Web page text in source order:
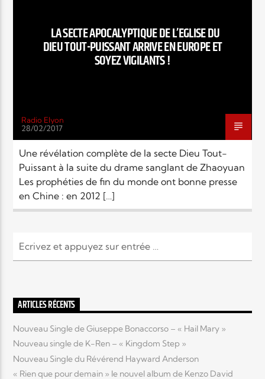
Radio Elyon
Elyon Rhema
Elyon Hits
Elyon Live
Elyon Kids
LA SECTE APOCALYPTIQUE DE L’EGLISE DU
DIEU TOUT-PUISSANT ARRIVE EN EUROPE ET
SOYEZ VIGILANTS !
Radio Elyon
28/02/2017
Une révélation complète de la secte Dieu Tout-
Puissant à la suite du drame sanglant de Zhaoyuan
Les prophéties de fin du monde ont bonne presse
en Chine : en 2012 […]
ARTICLES RÉCENTS
Nouveau Single de Giuseppe Bonaccorso – « Hail Mary »
Nouveau single de K-Ren – « Kingdom Step »
Nouveau Single du Révérend Hayward Anderson
« Rien que pour demain » le nouvel album de Kenzo David